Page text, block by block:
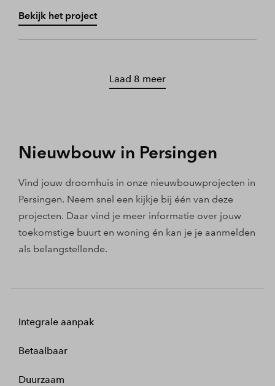
Bekijk het project
Laad 8 meer
Nieuwbouw in Persingen
Vind jouw droomhuis in onze nieuwbouwprojecten in
Persingen. Neem snel een kijkje bij één van deze
projecten. Daar vind je meer informatie over jouw
toekomstige buurt en woning én kan je je aanmelden
als belangstellende.
Integrale aanpak
Betaalbaar
Duurzaam